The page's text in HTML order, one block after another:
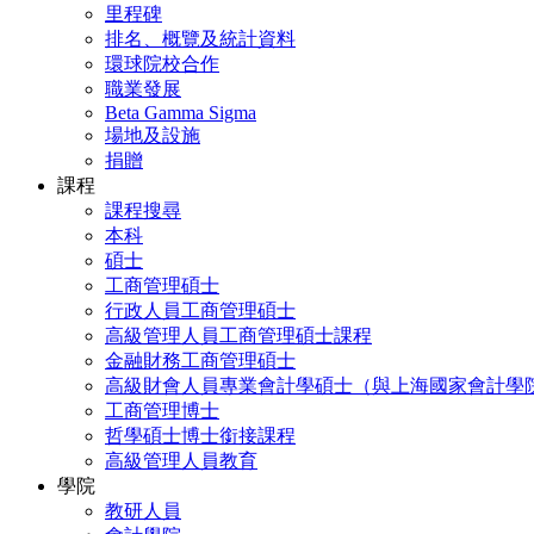
里程碑
排名、概覽及統計資料
環球院校合作
職業發展
Beta Gamma Sigma
場地及設施
捐贈
課程
課程搜尋
本科
碩士
工商管理碩士
行政人員工商管理碩士
高級管理人員工商管理碩士課程
金融財務工商管理碩士
高級財會人員專業會計學碩士（與上海國家會計學
工商管理博士
哲學碩士博士銜接課程
高級管理人員教育
學院
教研人員